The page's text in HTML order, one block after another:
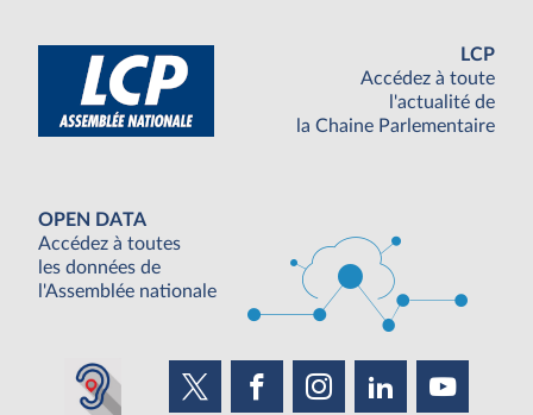
LCP
Accédez à toute
l'actualité de
la Chaine Parlementaire
OPEN DATA
Accédez à toutes
les données de
l'Assemblée nationale